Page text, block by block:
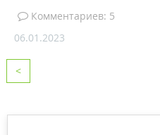
Комментариев: 5
06.01.2023
<